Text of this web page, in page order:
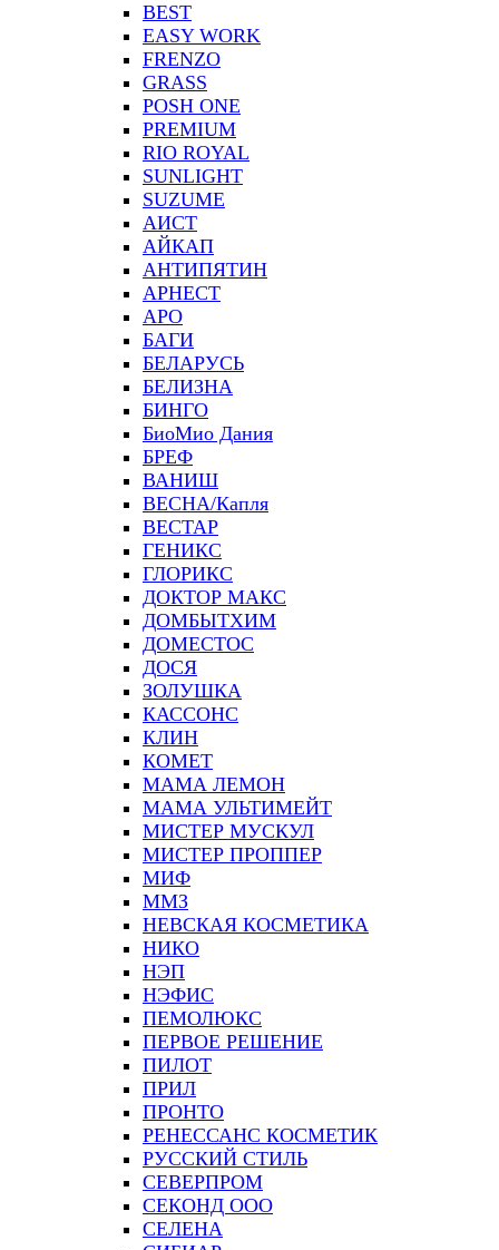
BEST
EASY WORK
FRENZO
GRASS
POSH ONE
PREMIUM
RIO ROYAL
SUNLIGHT
SUZUME
АИСТ
АЙКАП
АНТИПЯТИН
АРНЕСТ
АРО
БАГИ
БЕЛАРУСЬ
БЕЛИЗНА
БИНГО
БиоМио Дания
БРЕФ
ВАНИШ
ВЕСНА/Капля
ВЕСТАР
ГЕНИКС
ГЛОРИКС
ДОКТОР МАКС
ДОМБЫТХИМ
ДОМЕСТОС
ДОСЯ
ЗОЛУШКА
КАССОНС
КЛИН
КОМЕТ
МАМА ЛЕМОН
МАМА УЛЬТИМЕЙТ
МИСТЕР МУСКУЛ
МИСТЕР ПРОППЕР
МИФ
ММЗ
НЕВСКАЯ КОСМЕТИКА
НИКО
НЭП
НЭФИС
ПЕМОЛЮКС
ПЕРВОЕ РЕШЕНИЕ
ПИЛОТ
ПРИЛ
ПРОНТО
РЕНЕССАНС КОСМЕТИК
РУССКИЙ СТИЛЬ
СЕВЕРПРОМ
СЕКОНД ООО
СЕЛЕНА